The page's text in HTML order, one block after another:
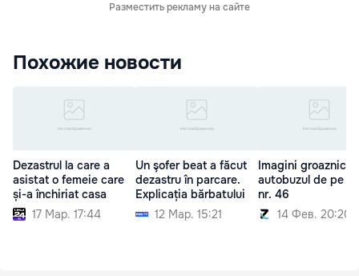
Разместить рекламу на сайте
Похожие новости
Dezastrul la care a
asistat o femeie care
și-a închiriat casa
17 Мар. 17:44
Un şofer beat a făcut
dezastru în parcare.
Explicația bărbatului
12 Мар. 15:21
Imagini groaznice
autobuzul de pe
nr. 46
14 Фев. 20:20